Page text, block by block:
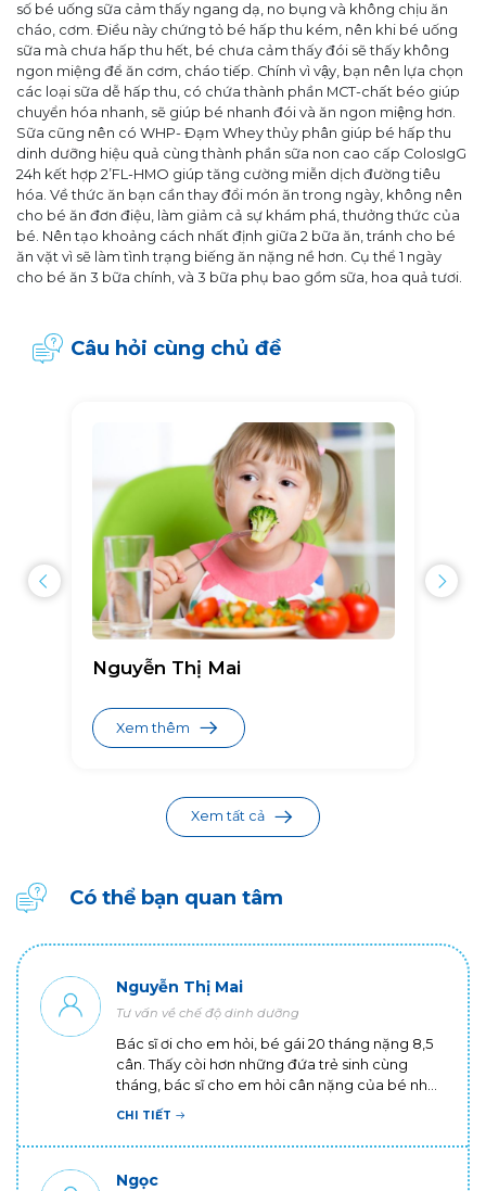
số bé uống sữa cảm thấy ngang dạ, no bụng và không chịu ăn
cháo, cơm. Điều này chứng tỏ bé hấp thu kém, nên khi bé uống
sữa mà chưa hấp thu hết, bé chưa cảm thấy đói sẽ thấy không
ngon miệng để ăn cơm, cháo tiếp. Chính vì vậy, bạn nên lựa chọn
các loại sữa dễ hấp thu, có chứa thành phần MCT-chất béo giúp
chuyển hóa nhanh, sẽ giúp bé nhanh đói và ăn ngon miệng hơn.
Sữa cũng nên có WHP- Đạm Whey thủy phân giúp bé hấp thu
dinh dưỡng hiệu quả cùng thành phần sữa non cao cấp ColosIgG
24h kết hợp 2’FL-HMO giúp tăng cường miễn dịch đường tiêu
hóa. Về thức ăn bạn cần thay đổi món ăn trong ngày, không nên
cho bé ăn đơn điệu, làm giảm cả sự khám phá, thưởng thức của
bé. Nên tạo khoảng cách nhất định giữa 2 bữa ăn, tránh cho bé
ăn vặt vì sẽ làm tình trạng biếng ăn nặng nề hơn. Cụ thể 1 ngày
cho bé ăn 3 bữa chính, và 3 bữa phụ bao gồm sữa, hoa quả tươi.
Câu hỏi cùng chủ đề
Nguyễn Thị Mai
Xem thêm
Xem tất cả
Có thể bạn quan tâm
Nguyễn Thị Mai
Tư vấn về chế độ dinh dưỡng
Bác sĩ ơi cho em hỏi, bé gái 20 tháng nặng 8,5
cân. Thấy còi hơn những đứa trẻ sinh cùng
tháng, bác sĩ cho em hỏi cân nặng của bé như
vậy là có bình thường không? Có cách nào cho
CHI TIẾT
Ngọc